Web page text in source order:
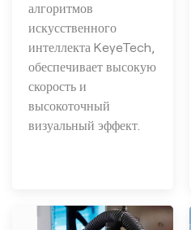
алгоритмов
искусственного
интеллекта KeyeTech,
обеспечивает высокую
скорость и
высокоточный
визуальный эффект.